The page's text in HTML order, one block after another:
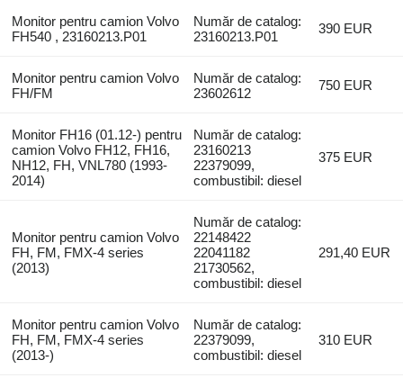
Monitor pentru camion Volvo
FH540 , 23160213.P01
Număr de catalog:
23160213.P01
390 EUR
Monitor pentru camion Volvo
FH/FM
Număr de catalog:
23602612
750 EUR
Monitor FH16 (01.12-) pentru
camion Volvo FH12, FH16,
NH12, FH, VNL780 (1993-
2014)
Număr de catalog:
23160213
22379099,
combustibil: diesel
375 EUR
Monitor pentru camion Volvo
FH, FM, FMX-4 series
(2013)
Număr de catalog:
22148422
22041182
21730562,
combustibil: diesel
291,40 EUR
Monitor pentru camion Volvo
FH, FM, FMX-4 series
(2013-)
Număr de catalog:
22379099,
combustibil: diesel
310 EUR